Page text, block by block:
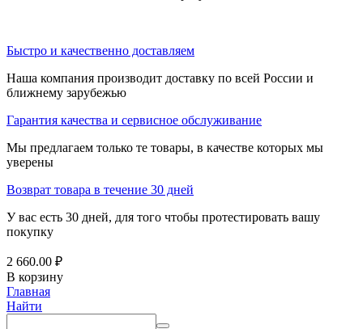
Быстро и качественно доставляем
Наша компания производит доставку по всей России и
ближнему зарубежью
Гарантия качества и сервисное обслуживание
Мы предлагаем только те товары, в качестве которых мы
уверены
Возврат товара в течение 30 дней
У вас есть 30 дней, для того чтобы протестировать вашу
покупку
2 660.00 ₽
В корзину
Главная
Найти